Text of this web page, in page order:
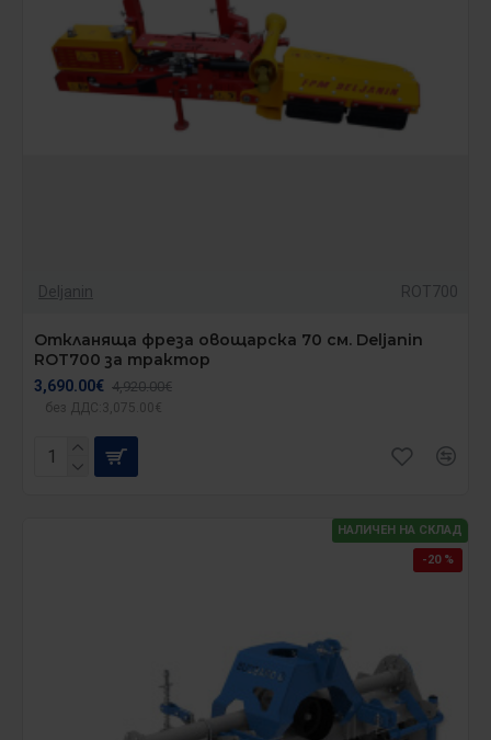
Deljanin ROT700
Откланяща фреза овощарска 70 см. Deljanin
ROT700 за трактор
3,690.00€ 4,920.00€
без ДДС:3,075.00€
НАЛИЧЕН НА СКЛАД
-20 %